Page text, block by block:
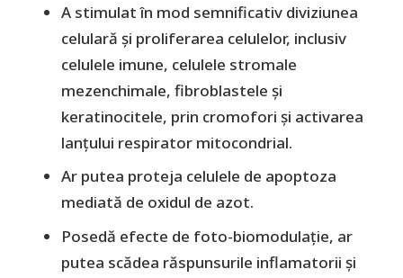
A stimulat în mod semnificativ diviziunea
celulară și proliferarea celulelor, inclusiv
celulele imune, celulele stromale
mezenchimale, fibroblastele și
keratinocitele, prin cromofori și activarea
lanțului respirator mitocondrial.
Ar putea proteja celulele de apoptoza
mediată de oxidul de azot.
Posedă efecte de foto-biomodulație, ar
putea scădea răspunsurile inflamatorii și